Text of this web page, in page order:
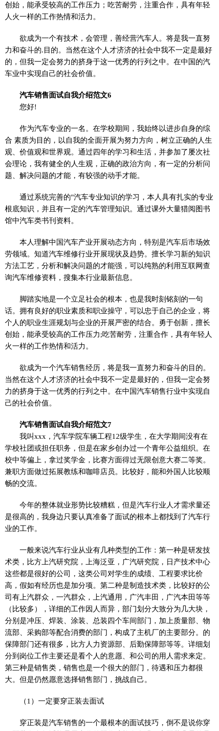
创始，能承受较高的工作压力；吃苦耐劳，注重合作，具有年轻
人火一样的工作热情和活力。
欲成为一个有技术，会管理，善经营汽车人。将是我一直努
力和奋斗的.目的。当然在这个人才济济的社会中我不一定是最好
的，但我一定会努力的挤身于这一优秀的行列之中。在中国的汽
车业中实现自己的社会价值。
汽车销售面试自我介绍范文6
您好!
作为汽车专业的一名。在学校期间，我始终以进步自身的综
合 素质为目的，以自我的全面开展为努力方向，树立正确的人生
观、价值观和世界观。通过四年的学习和生活，并参加了屡次社
会理论，我有健全的人生观，正确的政治方向，有一定的分析问
题、解决问题的才能，有较强的动手才能。
通过系统完善的"汽车专业知识的学习，本人具有扎实的专业
根底知识，并且有一定的汽车管理知识。通过课外大量猎阅图书
馆中汽车类书刊资料。
本人理解中国汽车产业开展动态方向，特别是汽车后市场效
劳领域。知道汽车维修行业开展现状及趋势。擅长学习新的知识
方法工艺，分析和解决问题的才能强，可以纯熟的利用互联网查
询汽车维修资料，搜集本行业最新信息。
脚踏实地是一个立足社会的根本，也是我时刻铭刻的一句
话。拥有良好的职业素质和职业操守，可以忠于自己的企业，将
个人的职业生涯规划与企业的开展严密的结合。勇于创新，擅长
创始，能承受较高的工作压力;吃苦耐劳，注重合作，具有年轻人
火一样的工作热情和活力。
欲成为一个汽车销售经历，将是我一直努力和奋斗的目的。
当然在这个人才济济的社会中我不一定是最好的，但我一定会努
力的挤身于这一优秀的行列之中。在中国汽车销售行业中实现自
己的社会价值。
汽车销售面试自我介绍范文7
我叫xxx，汽车学院车辆工程12级学生，在大学期间没有在
学校社团或担任职务，但是在家乡创办过一个青年公益组织。在
校中等偏上，拿过奖学金，比赛方面得过无限创意大赛二等奖。
兼职方面做过拓展教练和咖啡店员。比较好，能和外国人比较顺
畅的交流。
今年的整体就业形势比较糟糕，但是汽车行业人才需求量还
是很高的，我身边只要认真准备了面试的根本上都找到了汽车行
业的工作。
一般来说汽车行业从业有几种类型的工作：第一种是研发技
术类，比方上汽研究院，上海泛亚，广汽研究院，日产技术中心
这些都是很好的公司，这类公司对学生的成绩、工程要求比价
高，假如有经历也是加分项。第二种是制造技术类，比较好的公
司有上汽群众，一汽群众，上汽通用，广汽丰田，广汽本田等等
（比较多），详细的工作因人而异，部门划分大致分为几大块，
分别是冲压、焊装、涂装、总装四个车间部门，加上质量部、物
流部、采购部等配合消费的部门，构成了主机厂的主要部分。的
保障部门还有很多，比方人力资源部、后勤保障部等等。详细划
分到岗位工作主要还是看个人的意愿、和公司的用人需求来定。
第三种是销售类，销售也是一个很大的部门，待遇和压力都很
大。但是仍然愿意选择销售部门，挑战自己。
（1）一定要穿正装去面试
穿正装是汽车销售的一个最根本的面试技巧，倒不是说你穿